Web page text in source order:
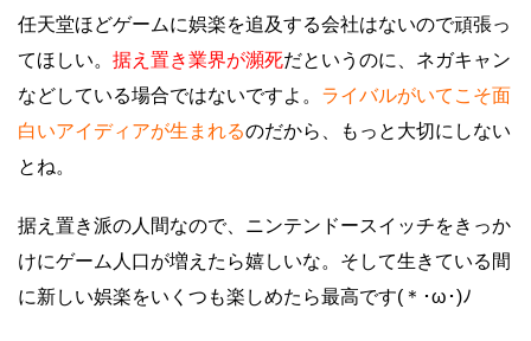
任天堂ほどゲームに娯楽を追及する会社はないので頑張っ
てほしい。 据え置き業界が瀕死だというのに、ネガキャン
などしている場合ではないですよ。 ライバルがいてこそ面
白いアイディアが生まれるのだから、もっと大切にしない
とね。
据え置き派の人間なので、ニンテンドースイッチをきっか
けにゲーム人口が増えたら嬉しいな。そして生きている間
に新しい娯楽をいくつも楽しめたら最高です(＊･ω･)ﾉ